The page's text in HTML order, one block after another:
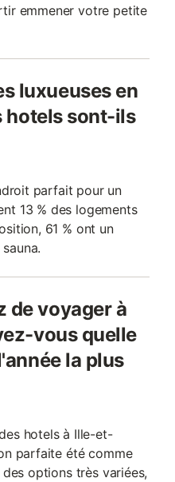
emmener votre petite
luxueuses en
hotels sont-ils
parfait pour un
13 % des logements
61 % ont un
de voyager à
vous quelle
la plus
hotels à Ille-et-
parfaite été comme
options très variées,